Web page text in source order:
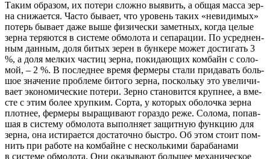
Таким обра­зом, их поте­ри слож­но выявить, а общая мас­са зер­
на сни­жа­ет­ся. Часто быва­ет, что уро­вень таких «неви­ди­мых»
потерь быва­ет даже выше физи­че­ски замет­ных, когда целые
зер­на теря­ют­ся в систе­ме обмо­ло­та и сепа­ра­ции. По усред­нен­
ным дан­ным, доля битых зерен в бун­ке­ре может дости­гать 3
%, а доля мел­ких частиц зер­на, поки­да­ю­щих ком­байн с соло­
мой, – 2 %. В послед­нее вре­мя фер­ме­ры ста­ли при­да­вать боль­
шое зна­че­ние про­бле­ме бито­го зер­на, посколь­ку это уве­ли­чи­
ва­ет эко­но­ми­че­ские поте­ри. Зер­но ста­но­вит­ся круп­нее, а вме­
сте с этим более хруп­ким. Сор­та, у кото­рых обо­лоч­ка зер­на
плот­нее, фер­ме­ры выра­щи­ва­ют гораз­до реже. Соло­ма, попав­
шая в систе­му обмо­ло­та выпол­ня­ет защит­ную функ­цию для
зер­на, она исти­ра­ет­ся доста­точ­но быст­ро. Об этом сто­ит пом­
нить при рабо­те на ком­байне с несколь­ки­ми бара­ба­на­ми
в систе­ме обмо­ло­та. Они ока­зы­ва­ют боль­шее меха­ни­че­ское